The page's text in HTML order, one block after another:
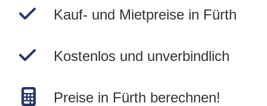
Kauf- und Mietpreise in Fürth
Kostenlos und unverbindlich
Preise in Fürth berechnen!